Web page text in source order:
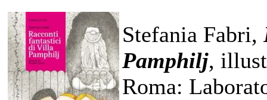
Stefania Fabri,
Pamphilj,
Roma: